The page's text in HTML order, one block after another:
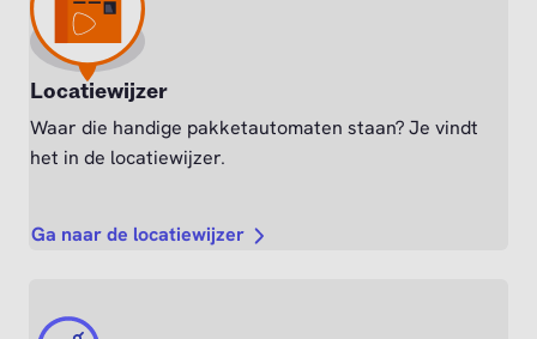
Locatiewijzer
Waar die handige pakketautomaten staan? Je vindt
het in de locatiewijzer.
Ga naar de locatiewijzer